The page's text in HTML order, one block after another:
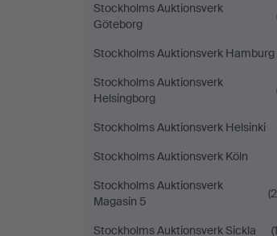
Stockholms Auktionsverk
Göteborg
Stockholms Auktionsverk Hamburg
Stockholms Auktionsverk
Helsingborg
Stockholms Auktionsverk Helsinki
Stockholms Auktionsverk Köln
Stockholms Auktionsverk
Magasin 5
Stockholms Auktionsverk Sickla